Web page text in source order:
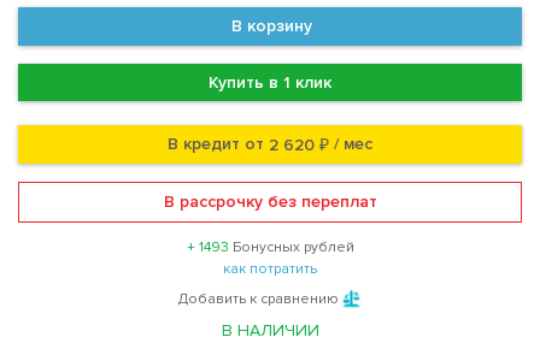
В корзину
Купить в 1 клик
В кредит от 2 620 ₽ / мес
В рассрочку без переплат
+ 1493 Бонусных рублей
как потратить
Добавить к сравнению
В НАЛИЧИИ